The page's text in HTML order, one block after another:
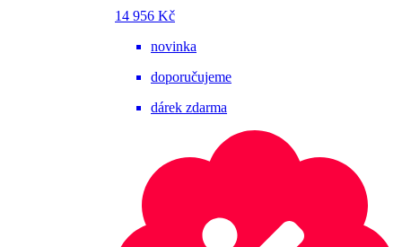
14 956 Kč
novinka
doporučujeme
dárek zdarma